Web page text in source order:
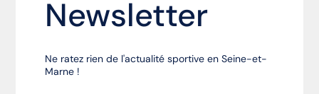
Newsletter
Ne ratez rien de l'actualité sportive en Seine-et-
Marne !